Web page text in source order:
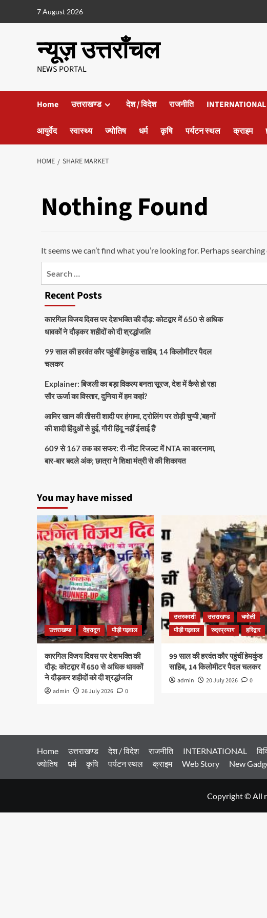
7 August 2026
न्यूज़ उत्तराँचल
NEWS PORTAL
Home उत्तराखण्ड देश / विदेश राजनीति INTERNATIONAL
आयुर्वेद स्वास्थ्य ज्योतिष धर्म कृषि पर्यटन स्थल क्राइम
HOME SHARE MARKET
Nothing Found
It seems we can’t find what you’re looking for. Perhaps searching
Recent Posts
कारगिल विजय दिवस पर देशभक्ति की दौड़: कोटद्वार में 650 से अधिक
धावकों ने दौड़कर शहीदों को दी श्रद्धांजलि
99 साल की हरवंत कौर पहुंचीं हेमकुंड साहिब, 14 किलोमीटर पैदल
चलकर
Explainer: बिजली का बड़ा विकल्प बनता सूरज, देश में कैसे हो रहा
सौर ऊर्जा का विस्तार, दुनिया में हम कहां?
आमिर खान की तीसरी शादी पर हंगामा, ट्रोलिंग पर तोड़ी चुप्पी ,’बहनों
की शादी हिंदुओं से हुई, गौरी हिंदू नहीं ईसाई हैं’
609 से 167 तक का सफर: री-नीट रिजल्ट में NTA का कारनामा,
बार-बार बदले अंक; छात्रा ने शिक्षा मंत्री से की शिकायत
You may have missed
उत्तराखण्ड देहरादून पौड़ी गढ़वाल
कारगिल विजय दिवस पर देशभक्ति की
दौड़: कोटद्वार में 650 से अधिक धावकों
ने दौड़कर शहीदों को दी श्रद्धांजलि
admin 26 July 2026 0
उत्तरकाशी उत्तराखण्ड
चमोली
पौड़ी गढ़वाल
रुद्रप्रयाग हरिद्वार
99 साल की हरवंत कौर पहुंचीं हेमकुंड
साहिब, 14 किलोमीटर पैदल चलकर
admin 20 July 2026 0
Home उत्तराखण्ड देश / विदेश राजनीति INTERNATIONAL
ज्योतिष
धर्म कृषि पर्यटन स्थल क्राइम Web Story New
Copyright © All